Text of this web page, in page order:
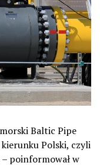
Baltic Pipe
kierunku Polski, czyli
poinformował w